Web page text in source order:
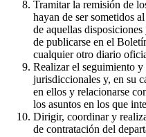
Tramitar la remisión de
hayan de ser sometidos
de aquellas
de publicarse en el
cualquier otro diario
Realizar el seguimiento
jurisdiccionales y, en su
en ellos y relacionarse
los asuntos en los que
Dirigir, coordinar y
de contratación del